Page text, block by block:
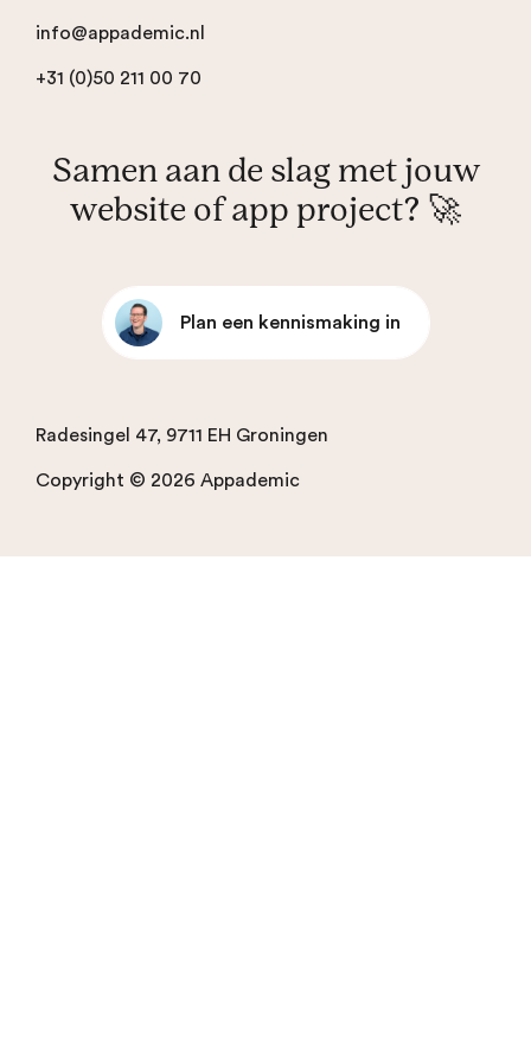
info@appademic.nl
+31 (0)50 211 00 70
Samen aan de slag met jouw
website of app project? 🚀
Plan een kennismaking in
Radesingel 47, 9711 EH Groningen
Copyright © 2026 Appademic